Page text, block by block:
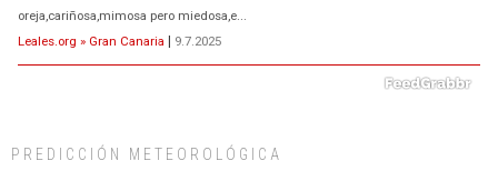
oreja,cariñosa,mimosa pero miedosa,e...
Leales.org » Gran Canaria | 9.7.2025
PREDICCIÓN METEOROLÓGICA